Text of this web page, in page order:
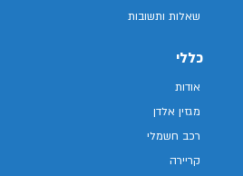
שאלות ותשובות
כללי
אודות
מגזין אלדן
רכב חשמלי
קריירה